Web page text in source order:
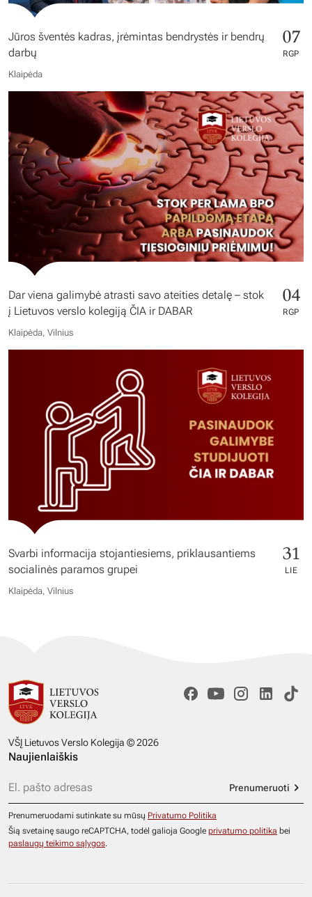
Jūros šventės kadras, įrėmintas bendrystės ir bendrų
darbų
07
RGP
Klaipėda
Dar viena galimybė atrasti savo ateities detalę – stok
į Lietuvos verslo kolegiją ČIA ir DABAR
04
RGP
Klaipėda, Vilnius
Svarbi informacija stojantiesiems, priklausantiems
socialinės paramos grupei
31
LIE
Klaipėda, Vilnius
VŠĮ Lietuvos Verslo Kolegija © 2026
Naujienlaiškis
Prenumeruoti
Prenumeruodami sutinkate su mūsų Privatumo Politika
Šią svetainę saugo reCAPTCHA, todėl galioja Google privatumo politika bei
paslaugų teikimo sąlygos.